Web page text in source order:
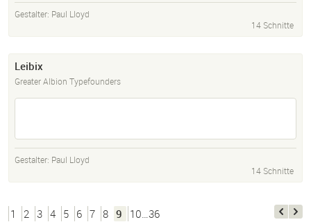
Gestalter: Paul Lloyd
14 Schnitte
Leibix
Greater Albion Typefounders
Gestalter: Paul Lloyd
14 Schnitte
1 2 3 4 5 6 7 8 9 10…36